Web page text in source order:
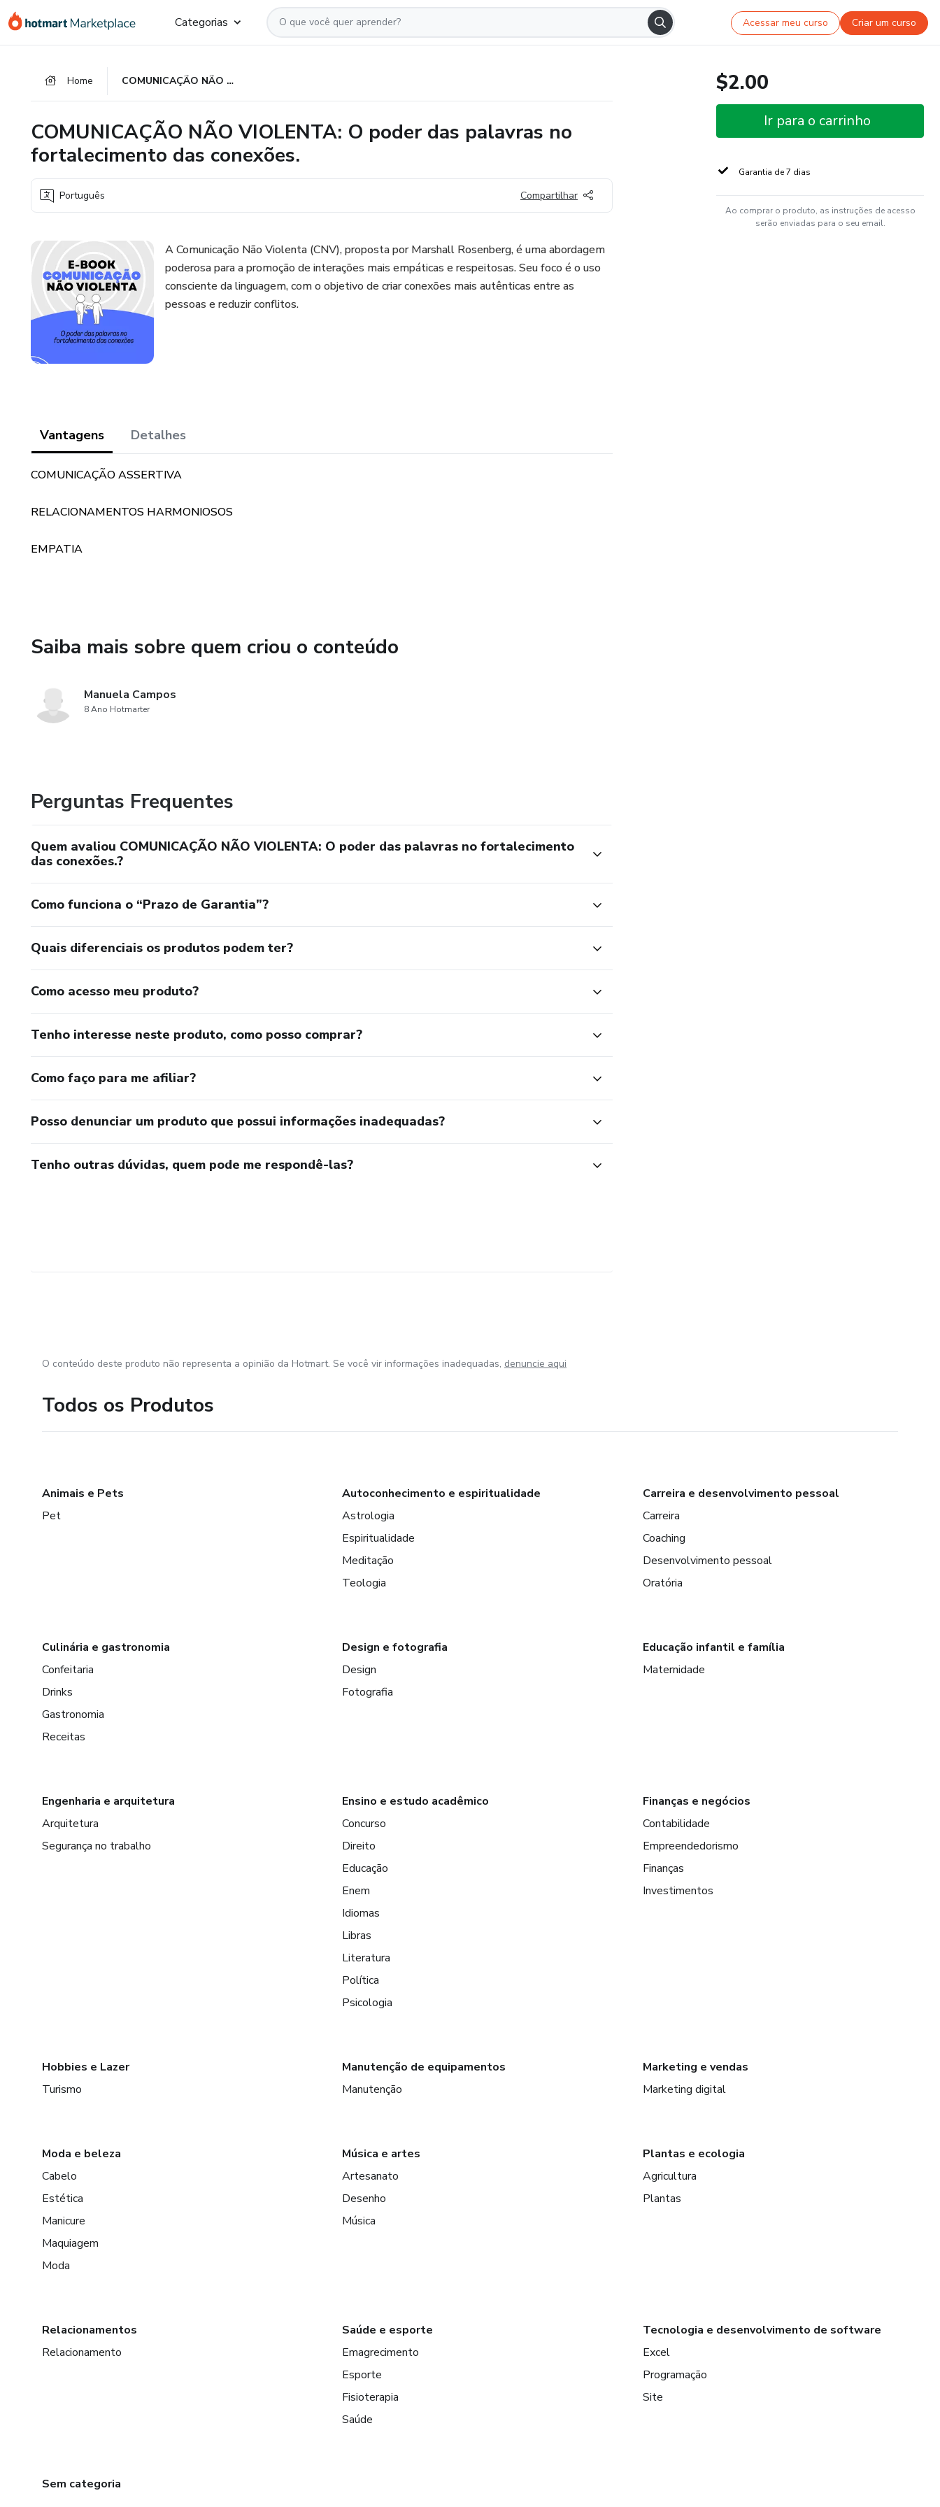
para
para
para
Categorias Acessar meu curso Criar um curso
Home COMUNICAÇÃO NÃO VIOLENTA: O poder das palavras no fortalecimento das conexões.
COMUNICAÇÃO NÃO VIOLENTA: O poder das palavras no
fortalecimento das conexões.
Português Compartilhar
A Comunicação Não Violenta (CNV), proposta por Marshall Rosenberg, é uma abordagem
poderosa para a promoção de interações mais empáticas e respeitosas. Seu foco é o uso
consciente da linguagem, com o objetivo de criar conexões mais autênticas entre as
pessoas e reduzir conflitos.
Vantagens Detalhes
COMUNICAÇÃO ASSERTIVA
RELACIONAMENTOS HARMONIOSOS
EMPATIA
Saiba mais sobre quem criou o conteúdo
Manuela Campos
8 Ano Hotmarter
Perguntas Frequentes
Quem avaliou COMUNICAÇÃO NÃO VIOLENTA: O poder das palavras no fortalecimento
das conexões.?
Como funciona o “Prazo de Garantia”?
Quais diferenciais os produtos podem ter?
Como acesso meu produto?
Tenho interesse neste produto, como posso comprar?
Como faço para me afiliar?
Posso denunciar um produto que possui informações inadequadas?
Tenho outras dúvidas, quem pode me respondê-las?
$2.00
Ir para o carrinho
Garantia de 7 dias
Ao comprar o produto, as instruções de acesso
serão enviadas para o seu email.
O conteúdo deste produto não representa a opinião da Hotmart. Se você vir informações inadequadas, denuncie aqui
Todos os Produtos
Animais e Pets
Pet
Autoconhecimento e espiritualidade
Astrologia
Espiritualidade
Meditação
Teologia
Carreira e desenvolvimento pessoal
Carreira
Coaching
Desenvolvimento pessoal
Oratória
Culinária e gastronomia
Confeitaria
Drinks
Gastronomia
Receitas
Design e fotografia
Design
Fotografia
Educação infantil e família
Maternidade
Engenharia e arquitetura
Arquitetura
Segurança no trabalho
Ensino e estudo acadêmico
Concurso
Direito
Educação
Enem
Idiomas
Libras
Literatura
Política
Psicologia
Finanças e negócios
Contabilidade
Empreendedorismo
Finanças
Investimentos
Hobbies e Lazer
Turismo
Manutenção de equipamentos
Manutenção
Marketing e vendas
Marketing digital
Moda e beleza
Cabelo
Estética
Manicure
Maquiagem
Moda
Música e artes
Artesanato
Desenho
Música
Plantas e ecologia
Agricultura
Plantas
Relacionamentos
Relacionamento
Saúde e esporte
Emagrecimento
Esporte
Fisioterapia
Saúde
Tecnologia e desenvolvimento de software
Excel
Programação
Site
Sem categoria